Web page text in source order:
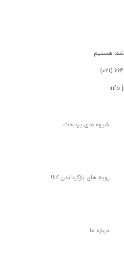
info
شیوه های پرداخت
رویه های بازگرداندن کالا
درباره ما